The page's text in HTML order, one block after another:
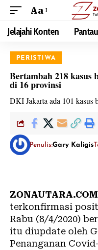
Aa
Jelajahi Konten
PERISTIWA
Bertambah 218 kasus
di 16 provinsi
DKI Jakarta ada 101 kasus
Penulis:Gary Kaligis
ZONAUTARA.COM
terkonfirmasi
Rabu (8/4/2020)
itu diupdate oleh
Penanganan